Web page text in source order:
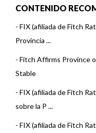
CONTENIDO
- FIX (afiliada de Fitch
Provincia ...
- Fitch Affirms Province
Stable
- FIX (afiliada de Fitch
sobre la P ...
- FIX (afiliada de Fitch